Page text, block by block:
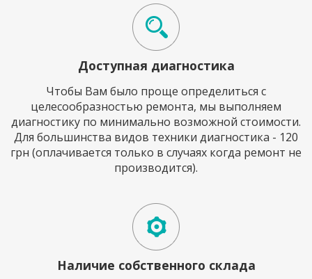
Доступная диагностика
Чтобы Вам было проще определиться с
целесообразностью ремонта, мы выполняем
диагностику по минимально возможной стоимости.
Для большинства видов техники диагностика - 120
грн (оплачивается только в случаях когда ремонт не
производится).
Наличие собственного склада